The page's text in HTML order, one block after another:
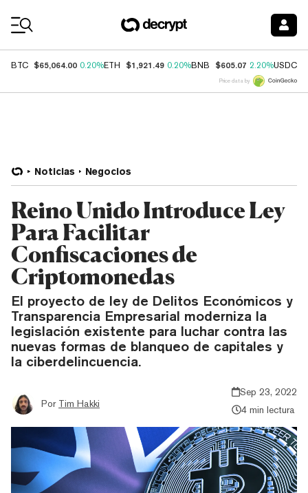
BTC $65,064.00 0.20%ETH $1,921.49 0.20%BNB $605.07 2.20%USDC
Price data by
Noticias Negocios
Reino Unido Introduce Ley
Para Facilitar
Confiscaciones de
Criptomonedas
El proyecto de ley de Delitos Económicos y
Transparencia Empresarial moderniza la
legislación existente para luchar contra las
nuevas formas de blanqueo de capitales y
la ciberdelincuencia.
Por Tim Hakki
Sep 23, 2022
4 min lectura